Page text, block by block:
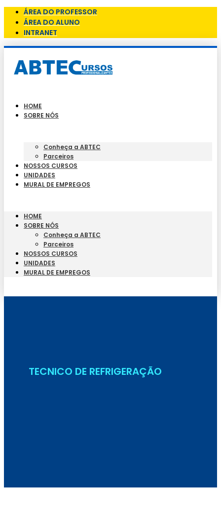
ÁREA DO PROFESSOR
ÁREA DO ALUNO
INTRANET
HOME
SOBRE NÓS
Conheça a ABTEC
Parceiros
NOSSOS CURSOS
UNIDADES
MURAL DE EMPREGOS
HOME
SOBRE NÓS
Conheça a ABTEC
Parceiros
NOSSOS CURSOS
UNIDADES
MURAL DE EMPREGOS
TECNICO DE REFRIGERAÇÃO